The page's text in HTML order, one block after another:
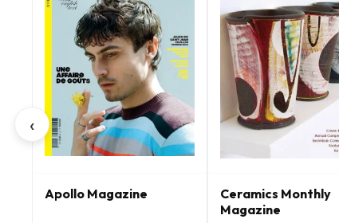
‹
Apollo Magazine
Ceramics Monthly
Magazine